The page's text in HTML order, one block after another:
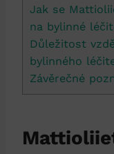
Jak se
na bylinné
Důležitost
bylinného
Závěrečné